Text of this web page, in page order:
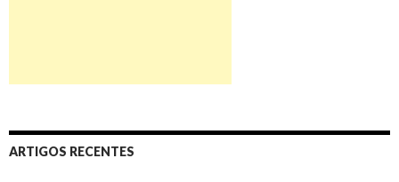
ARTIGOS RECENTES